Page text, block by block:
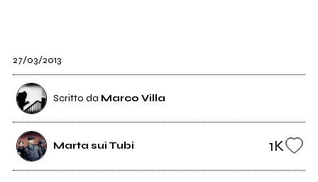
27/03/2013
Scritto da Marco Villa
Marta sui Tubi 1K